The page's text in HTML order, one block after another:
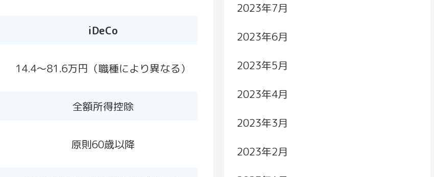
iDeCo
14.4〜81.6万円（職種により異なる）
全額所得控除
原則60歳以降
2023年7月
2023年6月
2023年5月
2023年4月
2023年3月
2023年2月